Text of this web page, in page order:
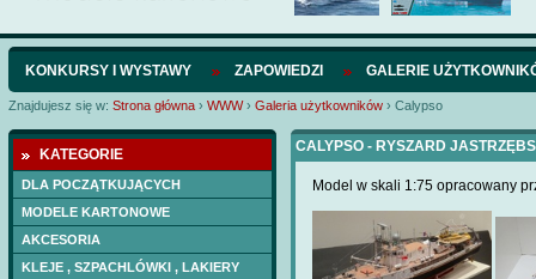
KONKURSY I WYSTAWY ZAPOWIEDZI GALERIE
Znajdujesz się w: Strona główna › WWW › Galeria użytkowników › Calypso
KATEGORIE
DLA POCZĄTKUJĄCYCH
MODELE KARTONOWE
AKCESORIA
KLEJE , SZPACHLÓWKI , LAKIERY
CALYPSO - RYSZARD
Model w skali 1:75 opracowany